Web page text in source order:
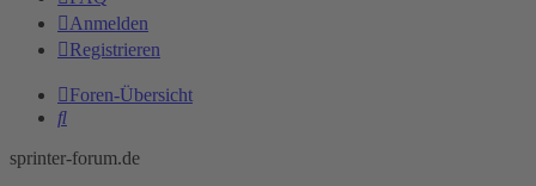
Anmelden
Registrieren
Foren-Übersicht
Suche
sprinter-forum.de